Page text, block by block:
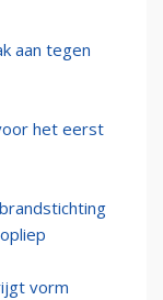
aan tegen
het eerst
vorm